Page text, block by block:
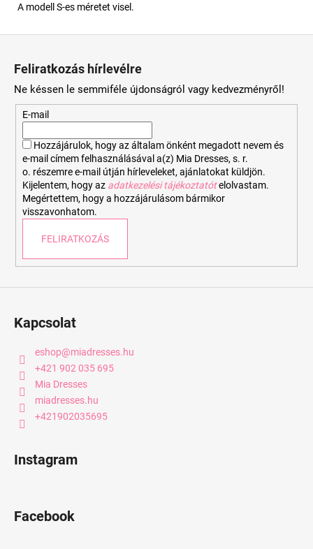
A modell S-es méretet visel.
Feliratkozás hírlevélre
Ne késsen le semmiféle újdonságról vagy kedvezményről!
E-mail
Hozzájárulok, hogy az általam önként megadott nevem és
e-mail címem felhasználásával a(z) Mia Dresses, s. r.
o. részemre e-mail útján hírleveleket, ajánlatokat küldjön.
Kijelentem, hogy az adatkezelési tájékoztatót elolvastam.
Megértettem, hogy a hozzájárulásom bármikor
visszavonhatom.
FELIRATKOZÁS
Kapcsolat
eshop@miadresses.hu
+421 902 035 695
Mia Dresses
miadresses.hu
+421902035695
Instagram
Facebook